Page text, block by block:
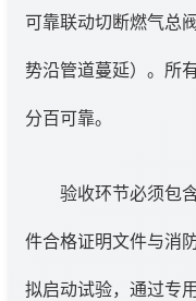
可靠联动切断燃气总
势沿管道蔓延）。所
分百可靠。
验收环节必须包
件合格证明文件与消
拟启动试验，通过专